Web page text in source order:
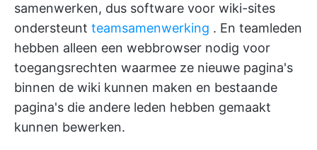
samenwerken, dus software voor wiki-sites
ondersteunt teamsamenwerking . En teamleden
hebben alleen een webbrowser nodig voor
toegangsrechten waarmee ze nieuwe pagina's
binnen de wiki kunnen maken en bestaande
pagina's die andere leden hebben gemaakt
kunnen bewerken.